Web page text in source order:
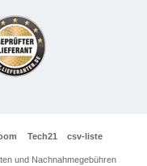
Tech21 csv-liste
und Nachnahmegebühren